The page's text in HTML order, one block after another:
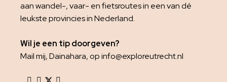
aan wandel-, vaar- en fietsroutes in een van dé
leukste provincies in Nederland.
Wil je een tip doorgeven?
Mail mij, Dainahara, op info@exploreutrecht.nl